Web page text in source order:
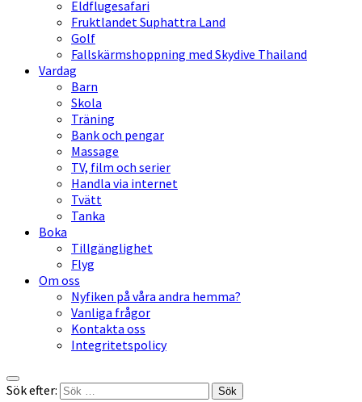
Eldflugesafari
Fruktlandet Suphattra Land
Golf
Fallskärmshoppning med Skydive Thailand
Vardag
Barn
Skola
Träning
Bank och pengar
Massage
TV, film och serier
Handla via internet
Tvätt
Tanka
Boka
Tillgänglighet
Flyg
Om oss
Nyfiken på våra andra hemma?
Vanliga frågor
Kontakta oss
Integritetspolicy
Sök efter: